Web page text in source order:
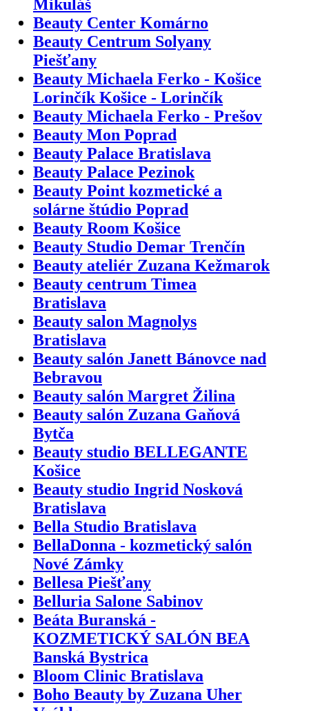
Mikuláš
Beauty Center Komárno
Beauty Centrum Solyany
Piešťany
Beauty Michaela Ferko - Košice
Lorinčík Košice - Lorinčík
Beauty Michaela Ferko - Prešov
Beauty Mon Poprad
Beauty Palace Bratislava
Beauty Palace Pezinok
Beauty Point kozmetické a
solárne štúdio Poprad
Beauty Room Košice
Beauty Studio Demar Trenčín
Beauty ateliér Zuzana Kežmarok
Beauty centrum Timea
Bratislava
Beauty salon Magnolys
Bratislava
Beauty salón Janett Bánovce nad
Bebravou
Beauty salón Margret Žilina
Beauty salón Zuzana Gaňová
Bytča
Beauty studio BELLEGANTE
Košice
Beauty studio Ingrid Nosková
Bratislava
Bella Studio Bratislava
BellaDonna - kozmetický salón
Nové Zámky
Bellesa Piešťany
Belluria Salone Sabinov
Beáta Buranská -
KOZMETICKÝ SALÓN BEA
Banská Bystrica
Bloom Clinic Bratislava
Boho Beauty by Zuzana Uher